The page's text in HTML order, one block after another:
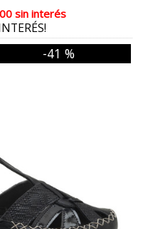
sin interés
-41 %